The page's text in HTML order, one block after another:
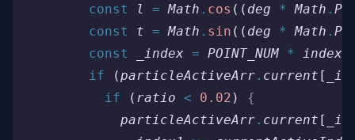
        const
l = Math . cos (( deg * Math . PI
        const
t = Math . sin (( deg * Math . PI
        const
_index = POINT_NUM * index1
        if
(particleActiveArr . current [
          if
( ratio < 0.02 ) {
            particleActiveArr
. current [